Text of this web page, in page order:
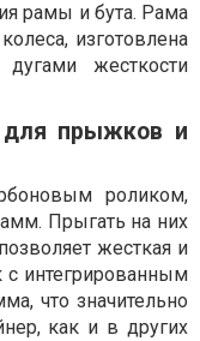
рамы и бута. Рама
изготовлена
жесткости
для прыжков и
роликом,
Прыгать на них
жесткая и
с интегрированным
что значительно
как и в других